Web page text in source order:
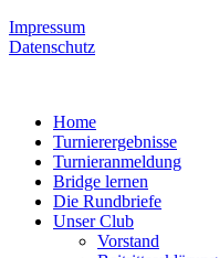
Impressum
Datenschutz
Home
Turnierergebnisse
Turnieranmeldung
Bridge lernen
Die Rundbriefe
Unser Club
Vorstand